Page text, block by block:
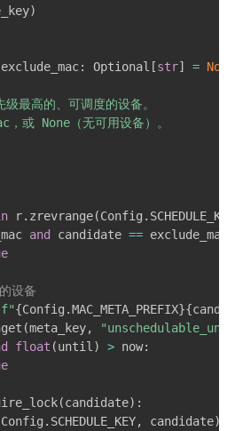
)
exclude_mac: Optional [str] = None
最高的、可调度的设备。
或 None（无可用设备）。
r. zrevrange(Config . SCHEDULE_KEY
and candidate == exclude_mac
设备
f"{Config .MAC_META_PREFIX}{
(meta_key,
float (until ) > now:
(candidate) :
Config . SCHEDULE_KEY, candidate)